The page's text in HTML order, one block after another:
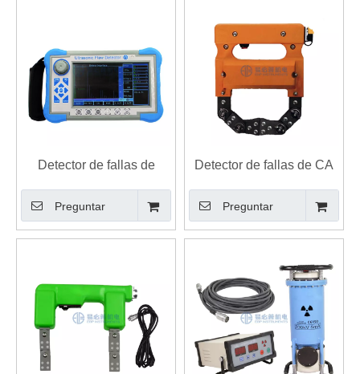
Detector de fallas de
prueba ultrasónica digital
portátil con calibración
automatizada Ganancia
Preguntar
Detector de fallas de CA
CC de yugo magnético
Preguntar